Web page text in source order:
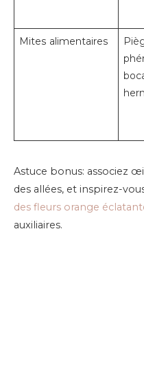
Mites alimentaires
Astuce bonus: associez
des allées, et inspirez-
des fleurs orange
auxiliaires.